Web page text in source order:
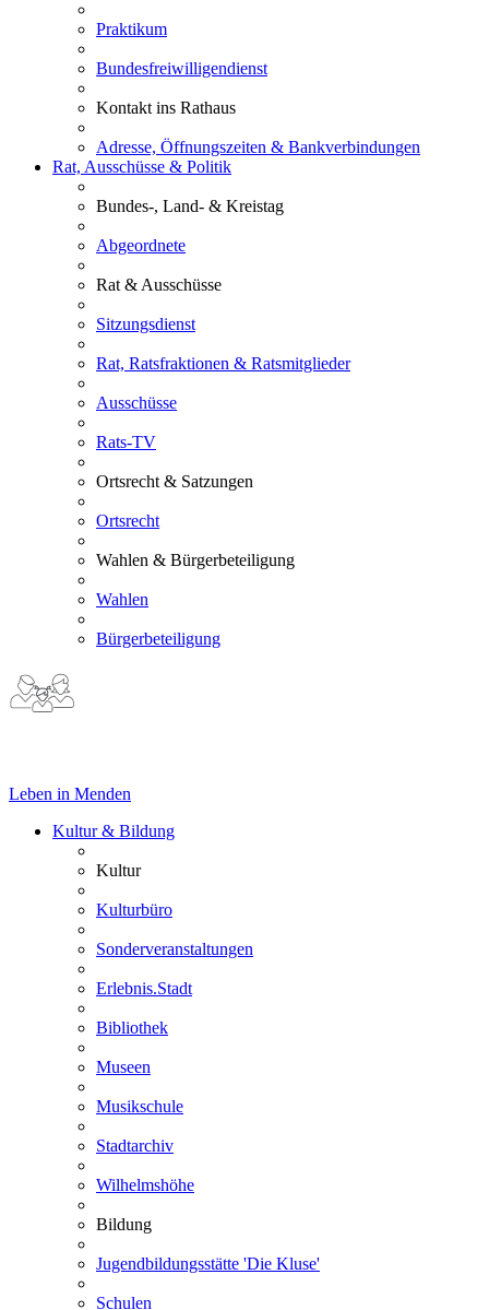
Praktikum
Bundesfreiwilligendienst
Kontakt ins Rathaus
Adresse, Öffnungszeiten & Bankverbindungen
Rat, Ausschüsse & Politik
Bundes-, Land- & Kreistag
Abgeordnete
Rat & Ausschüsse
Sitzungsdienst
Rat, Ratsfraktionen & Ratsmitglieder
Ausschüsse
Rats-TV
Ortsrecht & Satzungen
Ortsrecht
Wahlen & Bürgerbeteiligung
Wahlen
Bürgerbeteiligung
Leben in Menden
Kultur & Bildung
Kultur
Kulturbüro
Sonderveranstaltungen
Erlebnis.Stadt
Bibliothek
Museen
Musikschule
Stadtarchiv
Wilhelmshöhe
Bildung
Jugendbildungsstätte 'Die Kluse'
Schulen